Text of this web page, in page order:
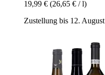
19,99 € (26,65 € / l)
Zustellung bis 12. August